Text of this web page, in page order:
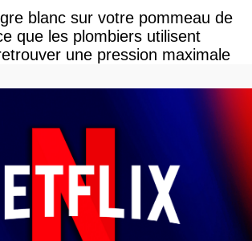
blanc sur votre pommeau de
que les plombiers utilisent
une pression maximale